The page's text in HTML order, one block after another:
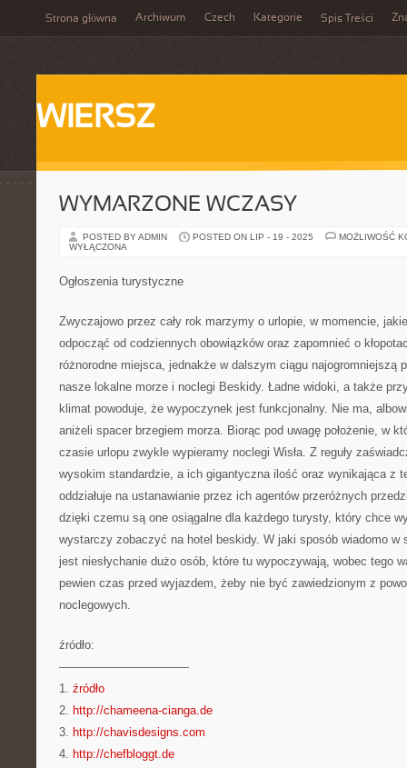
Strona główna Archiwum Czech Kategorie Spis Treści
WIERSZ
WYMARZONE WCZASY
POSTED BY ADMIN POSTED ON LIP - 19 - 2025
MOŻLIWOŚĆ
WYŁĄCZONA
Ogłoszenia turystyczne
Zwyczajowo przez cały rok marzymy o urlopie, w momencie,
odpocząć od codziennych obowiązków oraz zapomnieć o
różnorodne miejsca, jednakże w dalszym ciągu najogromniejszą
nasze lokalne morze i noclegi Beskidy. Ładne widoki, a także
klimat powoduje, że wypoczynek jest funkcjonalny. Nie ma,
aniżeli spacer brzegiem morza. Biorąc pod uwagę położenie, w
czasie urlopu zwykle wypieramy noclegi Wisła. Z reguły
wysokim standardzie, a ich gigantyczna ilość oraz wynikająca z
oddziałuje na ustanawianie przez ich agentów przeróżnych
dzięki czemu są one osiągalne dla każdego turysty, który chce
wystarczy zobaczyć na hotel beskidy. W jaki sposób wiadomo w
jest niesłychanie dużo osób, które tu wypoczywają, wobec tego
pewien czas przed wyjazdem, żeby nie być zawiedzionym z
noclegowych.
źródło:
———————————
1. źródło
2. http://chameena-cianga.de
3. http://chavisdesigns.com
4. http://chefbloggt.de